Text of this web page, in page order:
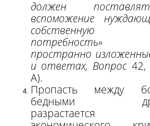
должен
вспоможение
потребность»
пространно
и ответах, Вопрос42,
A).
Пропасть между
бедными
разрастается